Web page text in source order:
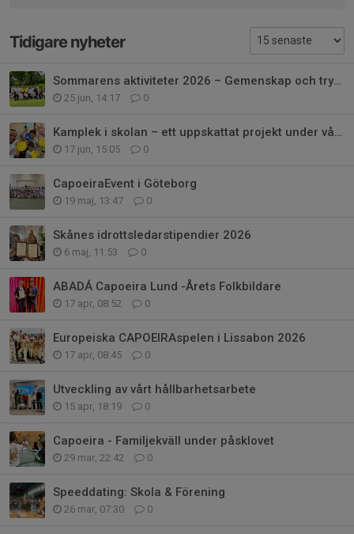
Tidigare nyheter
Sommarens aktiviteter 2026 – Gemenskap och trygga idrottsmiljöer
25 jun, 14:17 0
Kamplek i skolan – ett uppskattat projekt under våren 2026
17 jun, 15:05 0
CapoeiraEvent i Göteborg
19 maj, 13:47 0
Skånes idrottsledarstipendier 2026
6 maj, 11:53 0
ABADÁ Capoeira Lund -Årets Folkbildare
17 apr, 08:52 0
Europeiska CAPOEIRAspelen i Lissabon 2026
17 apr, 08:45 0
Utveckling av vårt hållbarhetsarbete
15 apr, 18:19 0
Capoeira - Familjekväll under påsklovet
29 mar, 22:42 0
Speeddating: Skola & Förening
26 mar, 07:30 0